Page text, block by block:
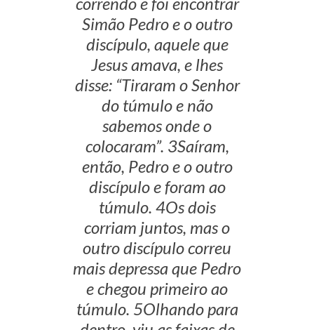
Simão Pedro e o outro
discípulo, aquele que
Jesus amava, e lhes
disse: “Tiraram o Senhor
do túmulo e não
sabemos onde o
colocaram”. 3Saíram,
então, Pedro e o outro
discípulo e foram ao
túmulo. 4Os dois
corriam juntos, mas o
outro discípulo correu
mais depressa que Pedro
e chegou primeiro ao
túmulo. 5Olhando para